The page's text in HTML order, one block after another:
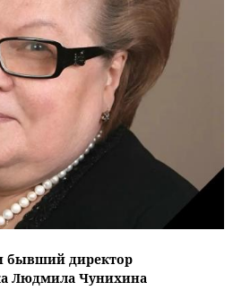
бывший директор
Людмила Чунихина